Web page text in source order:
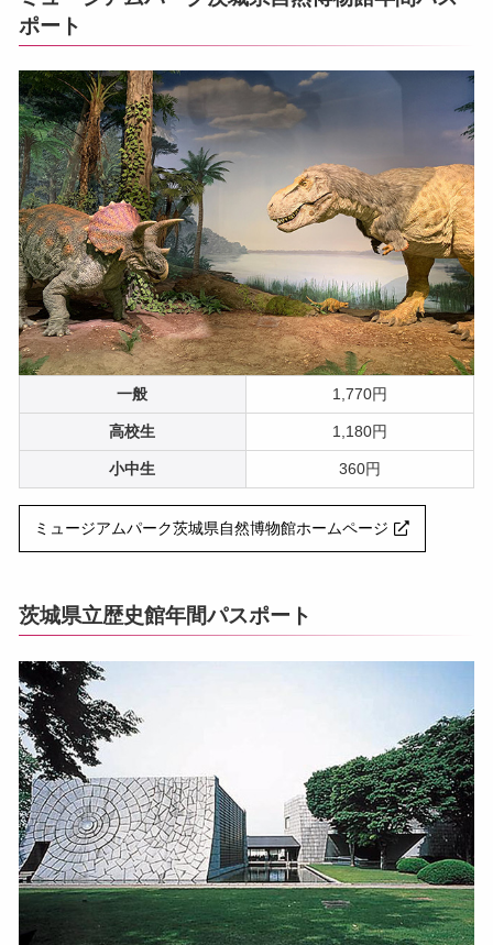
ポート
一般 1,770円
高校生 1,180円
小中生 360円
ミュージアムパーク茨城県自然博物館ホームページ
茨城県立歴史館年間パスポート